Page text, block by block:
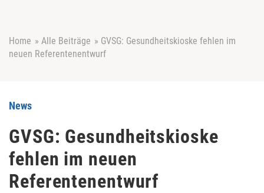
Home » Alle Beiträge » GVSG: Gesundheitskioske fehlen im
neuen Referentenentwurf
News
GVSG: Gesundheitskioske
fehlen im neuen
Referentenentwurf